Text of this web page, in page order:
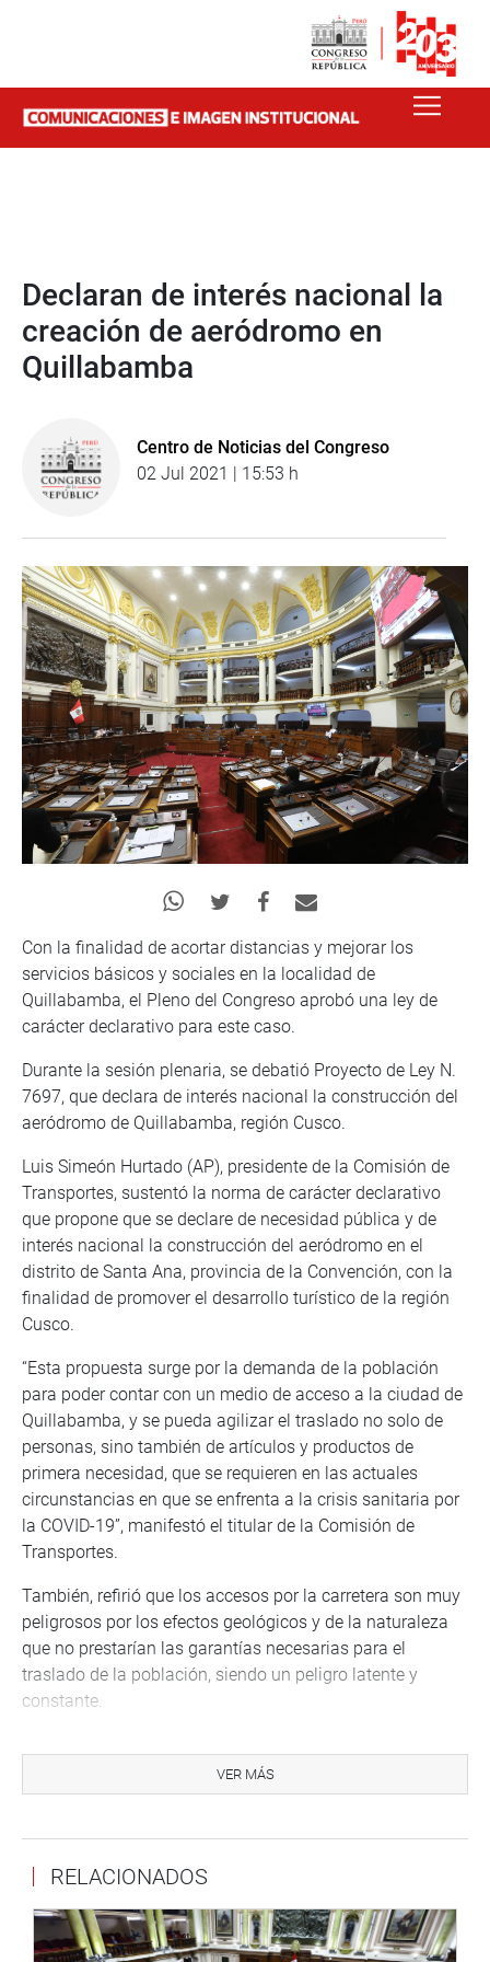
Declaran de interés nacional la
creación de aeródromo en
Quillabamba
Centro de Noticias del Congreso
02 Jul 2021 | 15:53 h
Con la finalidad de acortar distancias y mejorar los
servicios básicos y sociales en la localidad de
Quillabamba, el Pleno del Congreso aprobó una ley de
carácter declarativo para este caso.
Durante la sesión plenaria, se debatió Proyecto de Ley N.
7697, que declara de interés nacional la construcción del
aeródromo de Quillabamba, región Cusco.
Luis Simeón Hurtado (AP), presidente de la Comisión de
Transportes, sustentó la norma de carácter declarativo
que propone que se declare de necesidad pública y de
interés nacional la construcción del aeródromo en el
distrito de Santa Ana, provincia de la Convención, con la
finalidad de promover el desarrollo turístico de la región
Cusco.
“Esta propuesta surge por la demanda de la población
para poder contar con un medio de acceso a la ciudad de
Quillabamba, y se pueda agilizar el traslado no solo de
personas, sino también de artículos y productos de
primera necesidad, que se requieren en las actuales
circunstancias en que se enfrenta a la crisis sanitaria por
la COVID-19”, manifestó el titular de la Comisión de
Transportes.
También, refirió que los accesos por la carretera son muy
peligrosos por los efectos geológicos y de la naturaleza
que no prestarían las garantías necesarias para el
traslado de la población, siendo un peligro latente y
constante.
legislador Alexander Hidalgo Zamalloa (APP) consideró
como una necesidad básica la construcción del
distancias para los temas económicos, sociales, de salud
turismo de la región Cusco.
VER MÁS
RELACIONADOS